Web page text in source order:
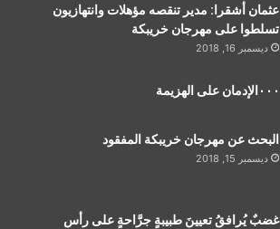
عثمان أشقرا: مدير تنقصه مؤهلات وانتهازيون
تسلطوا على مهرجان خريبكة
ديسمبر 16, 2018
البحث عن مهرجان خريبكة المفقود
ديسمبر 15, 2018
غضبٌ يُرافقُ تعيينَ طبيبةٍ جرَّاحةٍ على رأس